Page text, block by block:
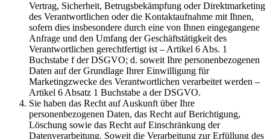
Vertrag, Sicherheit, Betrugsbekämpfung oder Direktmarketing
des Verantwortlichen oder die Kontaktaufnahme mit Ihnen,
sofern dies insbesondere durch eine von Ihnen eingegangene
Anfrage und den Umfang der Geschäftstätigkeit des
Verantwortlichen gerechtfertigt ist – Artikel 6 Abs. 1
Buchstabe f der DSGVO; d. soweit Ihre personenbezogenen
Daten auf der Grundlage Ihrer Einwilligung für
Marketingzwecke des Verantwortlichen verarbeitet werden –
Artikel 6 Absatz 1 Buchstabe a der DSGVO.
Sie haben das Recht auf Auskunft über Ihre
personenbezogenen Daten, das Recht auf Berichtigung,
Löschung sowie das Recht auf Einschränkung der
Datenverarbeitung. Soweit die Verarbeitung zur Erfüllung des